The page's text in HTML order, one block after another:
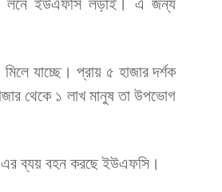
লনে ইউএফসি লড়াই। এ জন্য
যাচ্ছে। প্রায় ৫ হাজার দর্শক
থেকে ১ লাখ মানুষ তা উপভোগ
এর ব্যয় বহন করছে ইউএফসি।